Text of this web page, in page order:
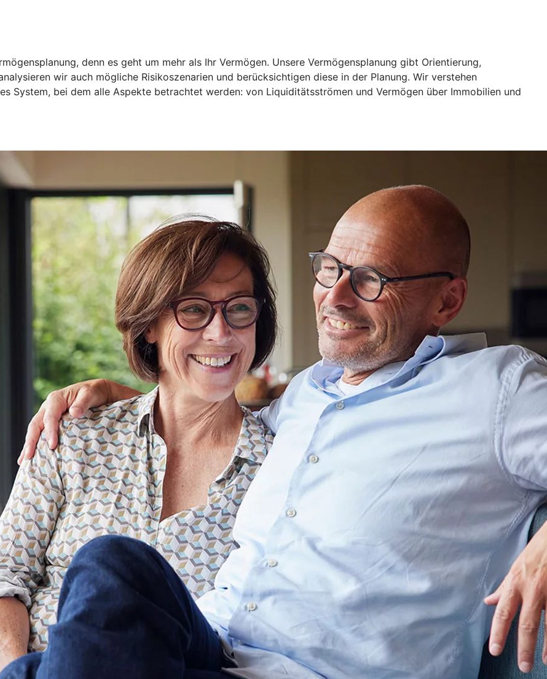
denn es geht um mehr als Ihr Vermögen. Unsere Vermögensplanung gibt Orientierung,
wir auch mögliche Risikoszenarien und berücksichtigen diese in der Planung. Wir verstehen
System, bei dem alle Aspekte betrachtet werden: von Liquiditätsströmen und Vermögen über Immobilien und